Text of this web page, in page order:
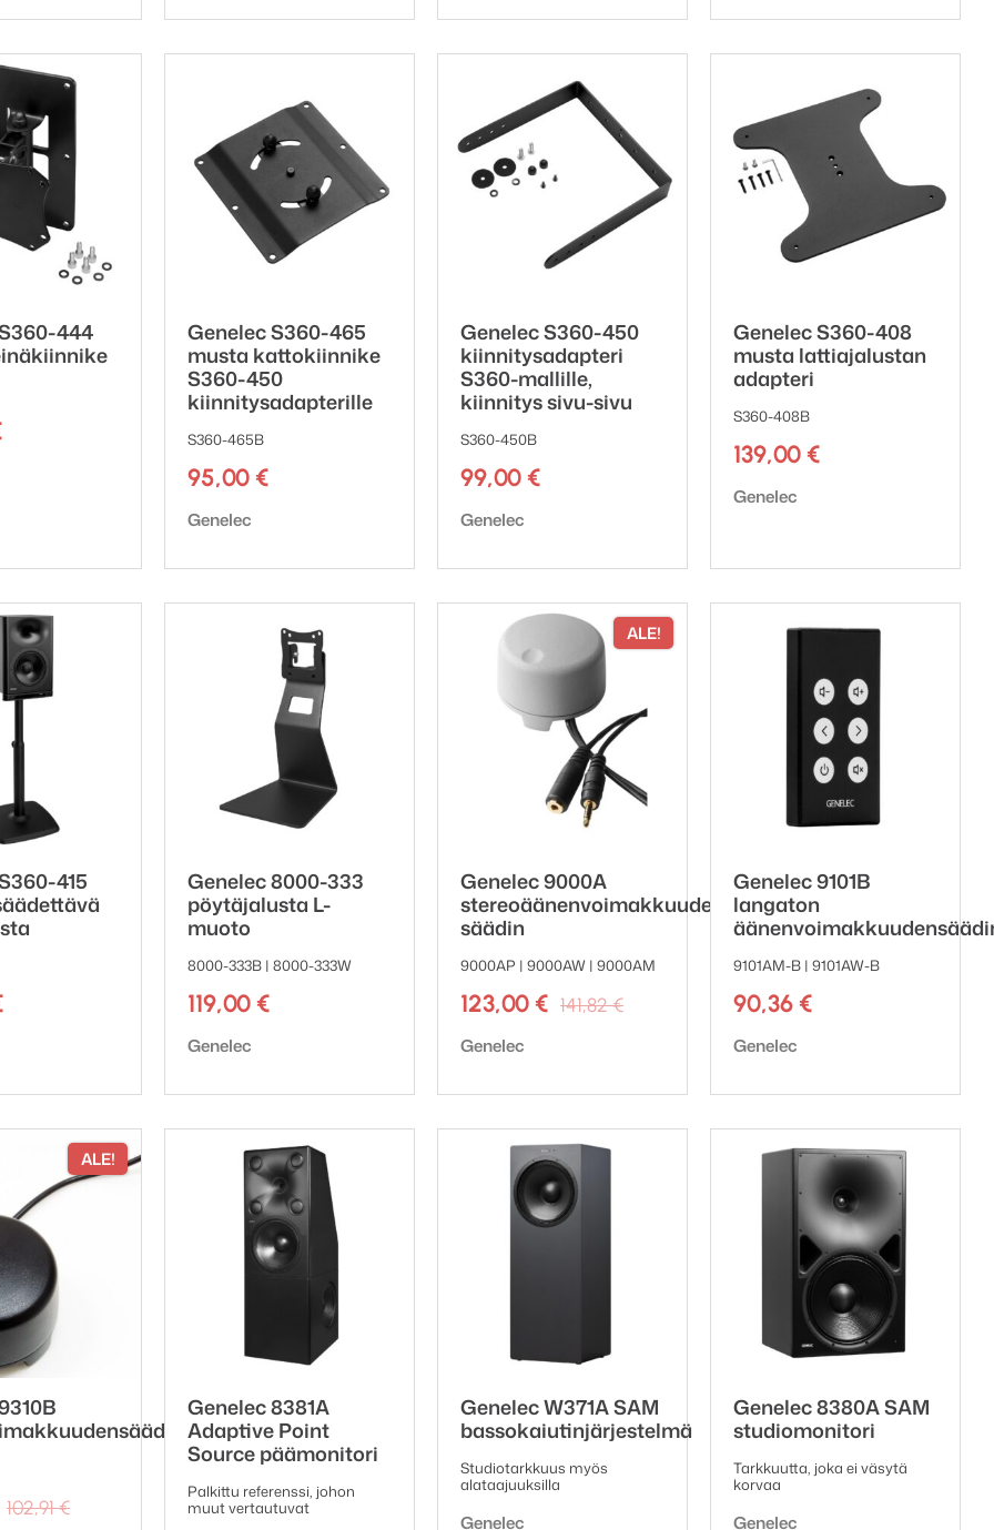
444
Genelec S360-465
musta kattokiinnike
S360-450
kiinnitysadapterille
S360-465B
95,00 €
Tuotemerkki:
Genelec
Genelec S360-450
kiinnitysadapteri
S360-mallille,
kiinnitys sivu-sivu
S360-450B
99,00 €
Tuotemerkki:
Genelec
Genelec S360-408
musta lattiajalustan
adapteri
S360-408B
139,00 €
Tuotemerkki:
Genelec
415
Genelec 8000-333
pöytäjalusta L-
muoto
8000-333B | 8000-333W
119,00 €
Tuotemerkki:
Genelec
ALE!
Genelec 9000A
stereoäänenvoimakkuuden
säädin
9000AP | 9000AW | 9000AM
141,82€Alkuperäinen
123,00 €
Nykyinen
Tuotemerkki:
Genelec
Genelec 9101B
langaton
9101AM-B | 9101AW-B
90,36 €
Tuotemerkki:
Genelec
ALE!
102,91€Alkuperäinen
Nykyinen
Genelec 8381A
Adaptive Point
Source päämonitori
Palkittu referenssi, johon
muut vertautuvat
Genelec W371A SAM
bassokaiutinjärjestelmä
Studiotarkkuus myös
alataajuuksilla
Tuotemerkki:
Genelec
Genelec 8380A SAM
studiomonitori
Tarkkuutta, joka ei väsytä
korvaa
Tuotemerkki:
Genelec